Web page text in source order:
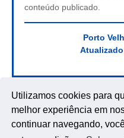
Utilizamos cookies para
melhor experiência em
continuar navegando,
conteúdo publicado.
Porto